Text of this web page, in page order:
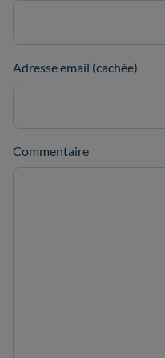
Adresse email (cachée)
Commentaire